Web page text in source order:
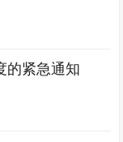
的紧急通知